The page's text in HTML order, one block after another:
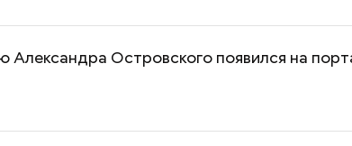
Островского появился на